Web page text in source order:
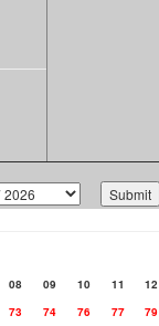
08 09 10 11 12
73 74 76 77 79